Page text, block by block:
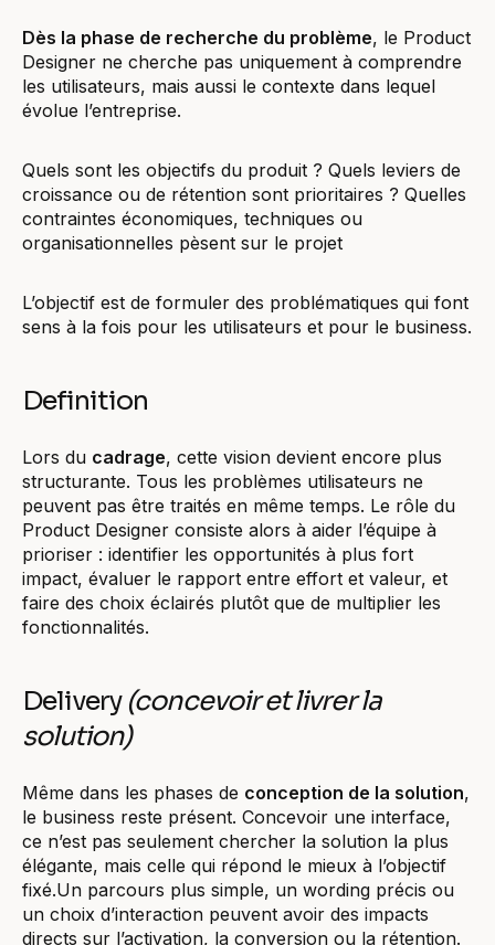
Dès la phase de recherche du problème, le Product
Designer ne cherche pas uniquement à comprendre
les utilisateurs, mais aussi le contexte dans lequel
évolue l’entreprise.
Quels sont les objectifs du produit ? Quels leviers de
croissance ou de rétention sont prioritaires ? Quelles
contraintes économiques, techniques ou
organisationnelles pèsent sur le projet
L’objectif est de formuler des problématiques qui font
sens à la fois pour les utilisateurs et pour le business.
Definition
Lors du cadrage, cette vision devient encore plus
structurante. Tous les problèmes utilisateurs ne
peuvent pas être traités en même temps. Le rôle du
Product Designer consiste alors à aider l’équipe à
prioriser : identifier les opportunités à plus fort
impact, évaluer le rapport entre effort et valeur, et
faire des choix éclairés plutôt que de multiplier les
fonctionnalités.
Delivery (concevoir et livrer la
solution)
Même dans les phases de conception de la solution,
le business reste présent. Concevoir une interface,
ce n’est pas seulement chercher la solution la plus
élégante, mais celle qui répond le mieux à l’objectif
fixé.Un parcours plus simple, un wording précis ou
un choix d’interaction peuvent avoir des impacts
directs sur l’activation, la conversion ou la rétention.